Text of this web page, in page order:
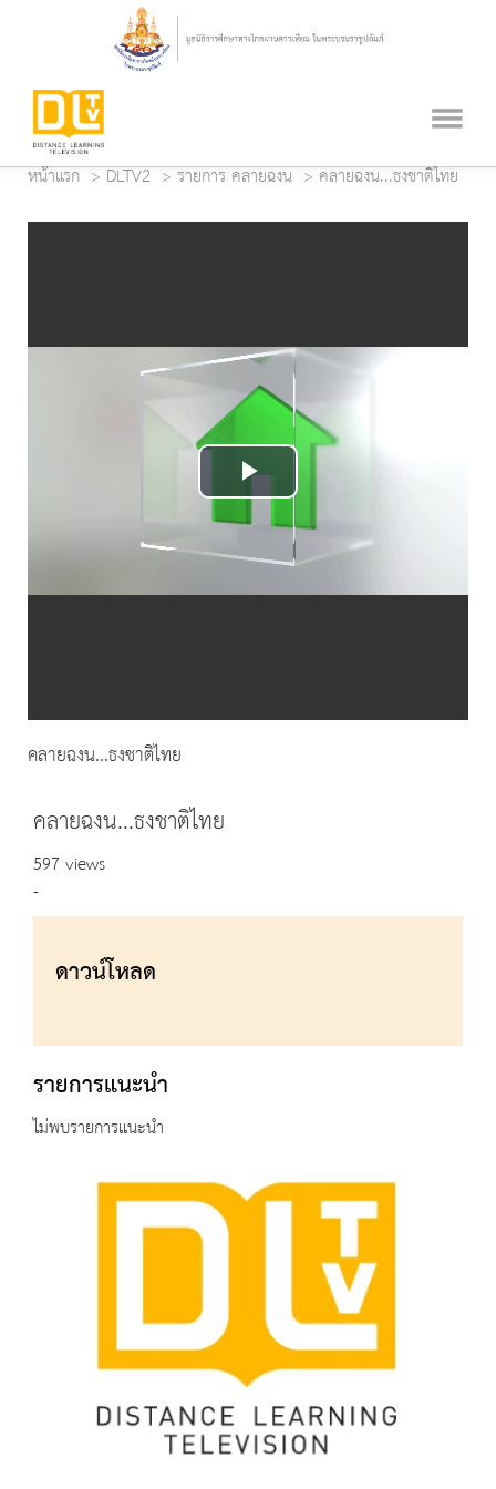
หน้าแรก DLTV2 รายการ คลายฉงน คลายฉงน...ธงชาติไทย
Play
Video
คลายฉงน...ธงชาติไทย
คลายฉงน...ธงชาติไทย
597 views
-
ดาวน์โหลด
รายการแนะนำ
ไม่พบรายการแนะนำ